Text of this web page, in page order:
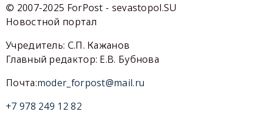
© 2007-2025 ForPost - sevastopol.SU
Новостной портал
Учредитель: С.П. Кажанов
Главный редактор: Е.В. Бубнова
Почта:moder_forpost@mail.ru
+7 978 249 12 82